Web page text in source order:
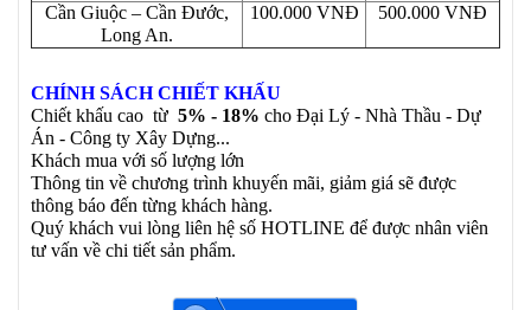
Cần Giuộc – Cần Đước,
Long An.
100.000 VNĐ 500.000 VNĐ
CHÍNH SÁCH CHIẾT KHẤU
Chiết khấu cao từ 5% - 18% cho Đại Lý - Nhà Thầu - Dự
Án - Công ty Xây Dựng...
Khách mua với số lượng lớn
Thông tin về chương trình khuyến mãi, giảm giá sẽ được
thông báo đến từng khách hàng.
Quý khách vui lòng liên hệ số HOTLINE để được nhân viên
tư vấn về chi tiết sản phẩm.